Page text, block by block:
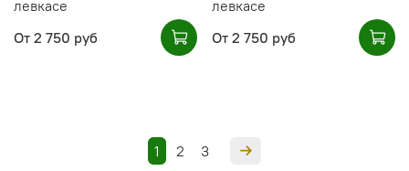
левкасе
От 2 750 руб
левкасе
От 2 750 руб
1 2 3